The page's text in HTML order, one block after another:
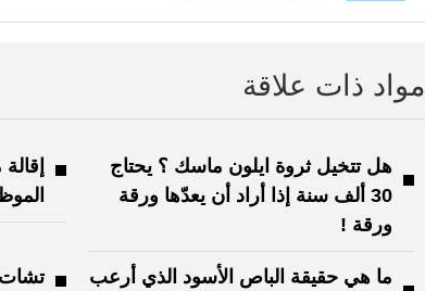
مواد ذات علاقة
هل تتخيل ثروة ايلون ماسك ؟ يحتاج
30 ألف سنة إذا أراد أن يعدّها ورقة
ورقة !
الموظفين
ما هي حقيقة الباص الأسود الذي أرعب